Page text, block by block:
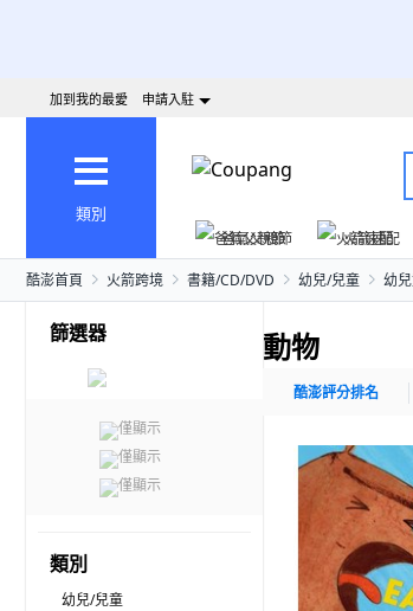
加到我的最愛 申請入駐
類別
爸氣父親節
火箭速配
酷澎首頁 火箭跨境 書籍/CD/DVD 幼兒/兒童 幼
篩選器
僅顯示
僅顯示
僅顯示
類別
幼兒/兒童
動物
酷澎評分排名